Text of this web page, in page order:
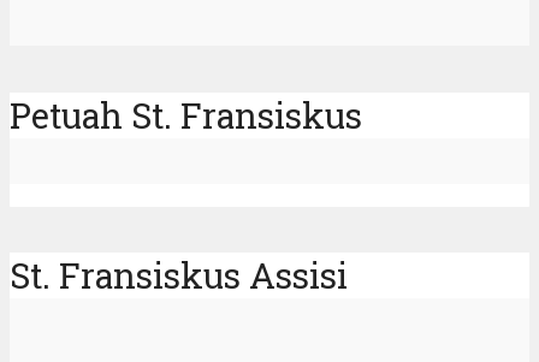
Petuah St. Fransiskus
St. Fransiskus Assisi